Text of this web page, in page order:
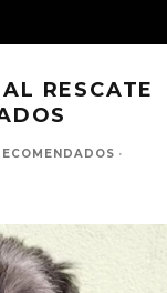
RESCATE
·